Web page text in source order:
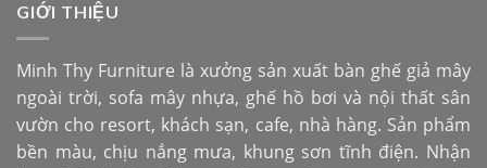
GIỚI THIỆU
Minh Thy Furniture là xưởng sản xuất bàn ghế giả mây
ngoài trời, sofa mây nhựa, ghế hồ bơi và nội thất sân
vườn cho resort, khách sạn, cafe, nhà hàng. Sản phẩm
bền màu, chịu nắng mưa, khung sơn tĩnh điện. Nhận